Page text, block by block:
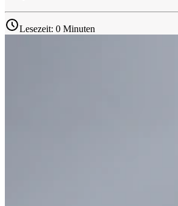
Lesezeit: 0 Minuten